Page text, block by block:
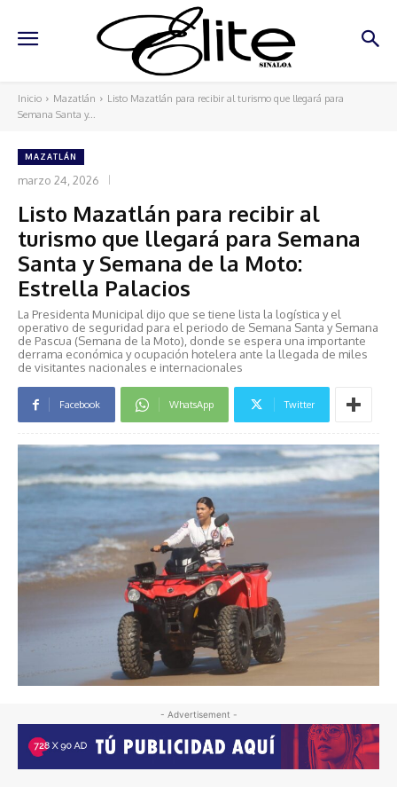
Inicio Mazatlán
Listo Mazatlán para recibir al turismo que llegará para
Semana Santa y...
MAZATLÁN
marzo 24, 2026
Listo Mazatlán para recibir al
turismo que llegará para Semana
Santa y Semana de la Moto:
Estrella Palacios
La Presidenta Municipal dijo que se tiene lista la logística y el
operativo de seguridad para el periodo de Semana Santa y Semana
de Pascua (Semana de la Moto), donde se espera una importante
derrama económica y ocupación hotelera ante la llegada de miles
de visitantes nacionales e internacionales
Facebook WhatsApp Twitter
- Advertisement -